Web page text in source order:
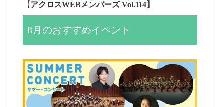
【アクロスWEBメンバーズ Vol.114】
8月のおすすめイベント